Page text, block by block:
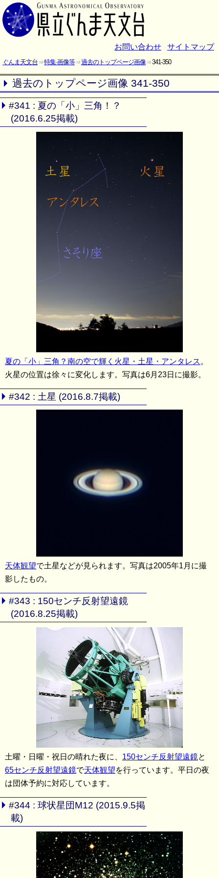
お問い合わせ サイトマップ
ぐんま天文台 特集·画像等 過去のトップページ画像 341-350
過去のトップページ画像 341-350
#341 : 夏の「小」三角！？
(2016.6.25掲載)
夏の「小」三角？南の空で輝く火星・土星・アンタレス 。
火星の位置は徐々に変化します。写真は6月23日に撮影。
#342 : 土星 (2016.8.7掲載)
天体観望で土星などが見られます。写真は2005年1月に撮
影したもの。
#343 : 150センチ反射望遠鏡
(2016.8.25掲載)
土曜・日曜・祝日の晴れた夜に、 150センチ反射望遠鏡と
65センチ反射望遠鏡で天体観望を行っています。平日の夜
は団体予約に対応しています。
#344 : 球状星団M12 (2015.9.5掲
載)